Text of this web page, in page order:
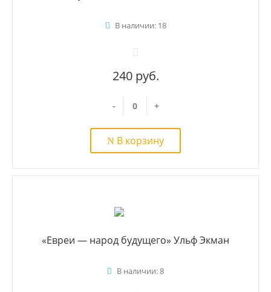
В наличии: 18
240 руб.
- +
В корзину
«Евреи — народ будущего» Ульф Экман
В наличии: 8